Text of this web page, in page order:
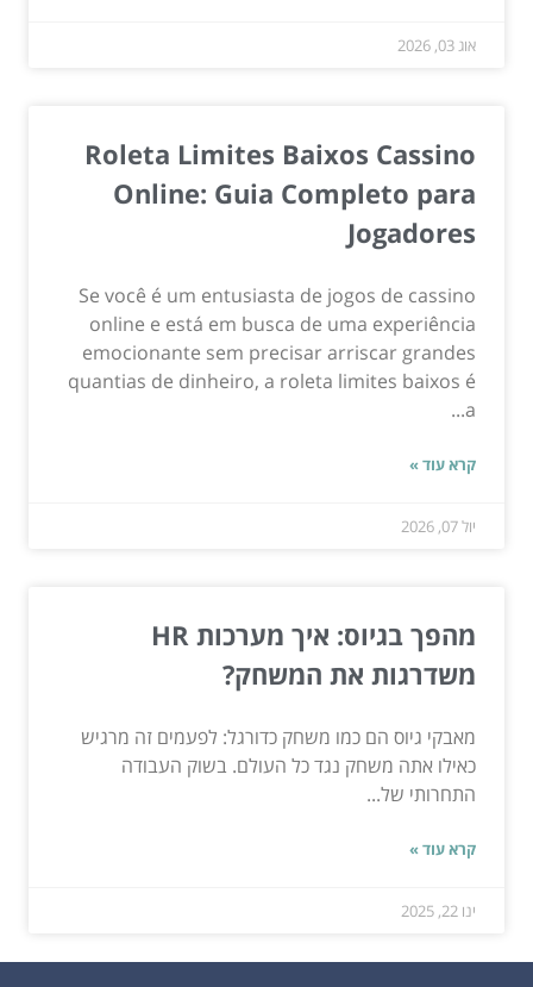
אוג 03, 2026
Roleta Limites Baixos Cassino
Online: Guia Completo para
Jogadores
Se você é um entusiasta de jogos de cassino
online e está em busca de uma experiência
emocionante sem precisar arriscar grandes
quantias de dinheiro, a roleta limites baixos é
a...
קרא עוד »
יול 07, 2026
מהפך בגיוס: איך מערכות HR
משדרגות את המשחק?
מאבקי גיוס הם כמו משחק כדורגל: לפעמים זה מרגיש
כאילו אתה משחק נגד כל העולם. בשוק העבודה
התחרותי של...
קרא עוד »
ינו 22, 2025